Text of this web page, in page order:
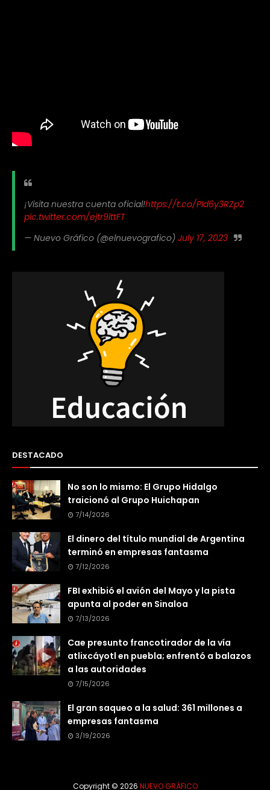
¡Visita nuestra cuenta oficial!https://t.co/PId6y3RZp2
pic.twitter.com/ejtr9lttFT
— Nuevo Gráfico (@elnuevografico) July 17, 2023
DESTACADO
No son lo mismo: El Grupo Hidalgo
traicionó al Grupo Huichapan
7/14/2026
El dinero del título mundial de Argentina
terminó en empresas fantasma
7/12/2026
FBI exhibió el avión del Mayo y la pista
apunta al poder en Sinaloa
7/13/2026
Cae presunto francotirador de la vía
atlixcáyotl en puebla; enfrentó a balazos
a las autoridades
7/15/2026
El gran saqueo a la salud: 361 millones a
empresas fantasma
3/19/2026
Copyright © 2026 NUEVO GRÁFICO